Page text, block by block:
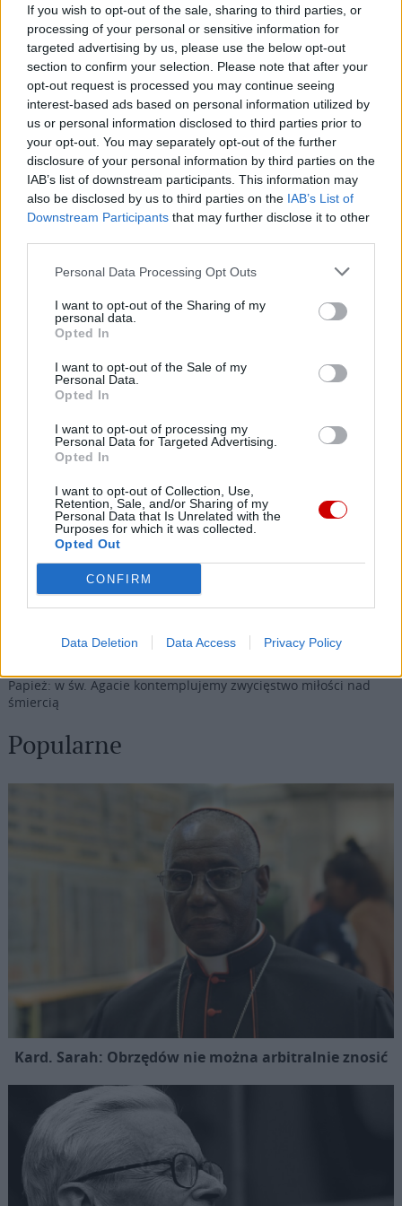
If you wish to opt-out of the sale, sharing to third parties, or
processing of your personal or sensitive information for
targeted advertising by us, please use the below opt-out
section to confirm your selection. Please note that after your
opt-out request is processed you may continue seeing
interest-based ads based on personal information utilized by
us or personal information disclosed to third parties prior to
your opt-out. You may separately opt-out of the further
disclosure of your personal information by third parties on the
IAB’s list of downstream participants. This information may
also be disclosed by us to third parties on the IAB’s List of
Downstream Participants that may further disclose it to other
Personal Data Processing Opt Outs
I want to opt-out of the Sharing of my
personal data.
Opted In
I want to opt-out of the Sale of my
Personal Data.
Opted In
I want to opt-out of processing my
Personal Data for Targeted Advertising.
Opted In
I want to opt-out of Collection, Use,
Retention, Sale, and/or Sharing of my
Personal Data that Is Unrelated with the
Purposes for which it was collected.
Opted Out
CONFIRM
Data Deletion Data Access Privacy Policy
pośrednictwem serwisu Patronite.
Dzięki Tobie będziemy mogli realizować naszą
misję. Więcej informacji znajdziesz
tutaj.
Facebook
TwitterMessengerWhatsApp
Email Copy
Link
Print
Wersja do druku
KARD. KONRAD KRAJEWSKI
ŁÓDZKA
Najnowsze
08 sierpnia 2026 | 21:07
Coca-Cola dyskryminuje Jezusa Króla?
08 sierpnia 2026 | 20:19
Siostra Wolfers: w czasach kryzysu radość ma siłę polityczną
08 sierpnia 2026 | 19:04
Papież: w św. Agacie kontemplujemy zwycięstwo miłości nad
śmiercią
Popularne
Kard. Sarah: Obrzędów nie można arbitralnie znosić